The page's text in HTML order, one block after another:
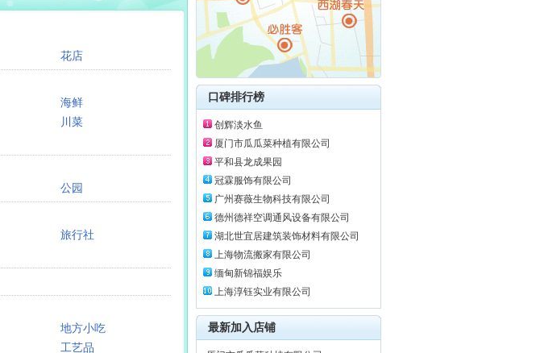
花店
海鲜
川菜
公园
旅行社
地方小吃
工艺品
口碑排行榜
创辉淡水鱼
厦门市瓜瓜菜种植有限公司
平和县龙成果园
冠霖服饰有限公司
广州赛薇生物科技有限公司
德州德祥空调通风设备有限公司
湖北世宜居建筑装饰材料有限公司
上海物流搬家有限公司
缅甸新锦福娱乐
上海淳钰实业有限公司
最新加入店铺